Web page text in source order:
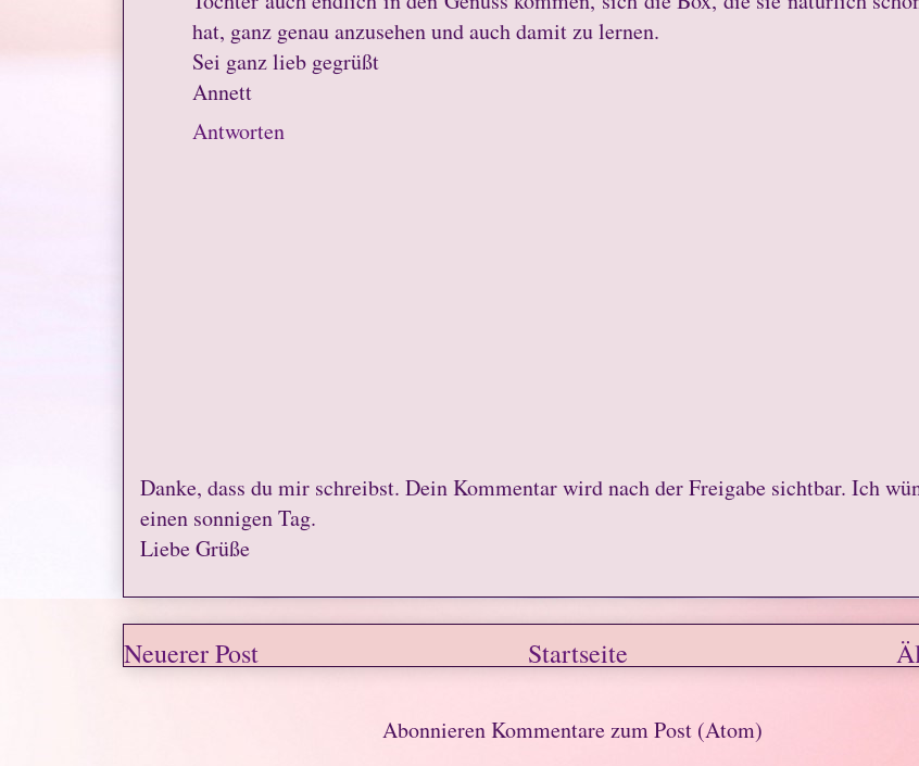
hat, ganz genau anzusehen und auch damit zu lernen.
Sei ganz lieb gegrüßt
Annett
Antworten
Danke, dass du mir schreibst. Dein Kommentar wird nach der Freigabe sichtbar. Ich
einen sonnigen Tag.
Liebe Grüße
Neuerer Post Startseite
AbonnierenKommentare zum Post (Atom)